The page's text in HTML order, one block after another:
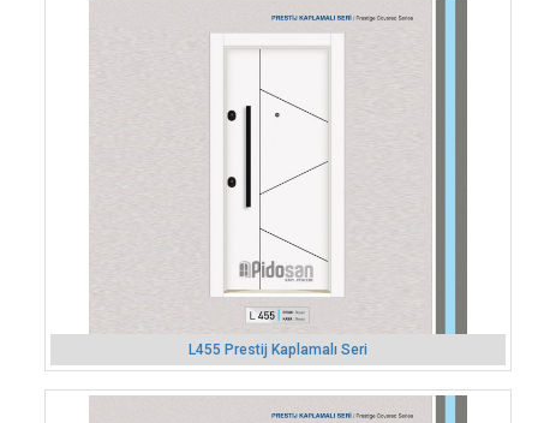
L455 Prestij Kaplamalı Seri